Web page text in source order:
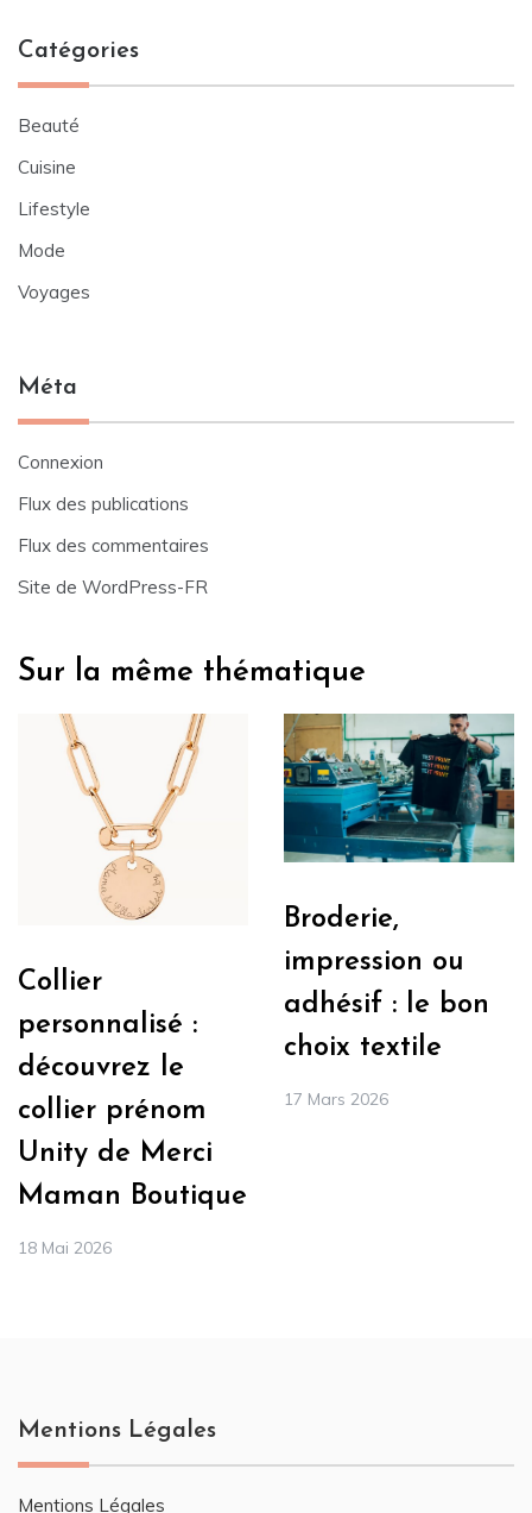
Catégories
Beauté
Cuisine
Lifestyle
Mode
Voyages
Méta
Connexion
Flux des publications
Flux des commentaires
Site de WordPress-FR
Sur la même thématique
Collier
personnalisé :
découvrez le
collier prénom
Unity de Merci
Maman Boutique
18 Mai 2026
Broderie,
impression ou
adhésif : le bon
choix textile
17 Mars 2026
Mentions Légales
Mentions Légales